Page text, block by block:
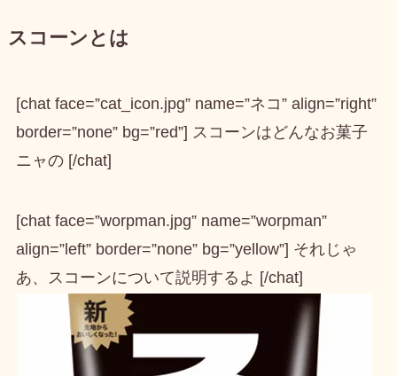
スコーンとは
[chat face=”cat_icon.jpg” name=”ネコ” align=”right”
border=”none” bg=”red”] スコーンはどんなお菓子
ニャの [/chat]
[chat face=”worpman.jpg” name=”worpman”
align=”left” border=”none” bg=”yellow”] それじゃ
あ、スコーンについて説明するよ [/chat]